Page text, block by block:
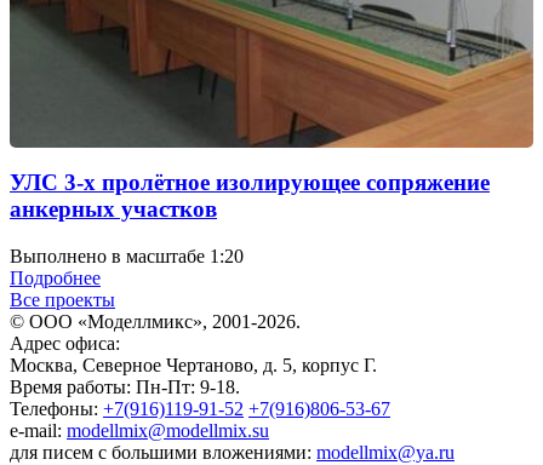
УЛС 3-х пролётное изолирующее сопряжение
анкерных участков
Выполнено в масштабе 1:20
Подробнее
Все проекты
© ООО «Моделлмикс», 2001-2026.
Адрес офиса:
Москва, Северное Чертаново, д. 5, корпус Г.
Время работы: Пн-Пт: 9-18.
Телефоны: +7(916)119-91-52 +7(916)806-53-67
e-mail: modellmix@modellmix.su
для писем с большими вложениями: modellmix@ya.ru